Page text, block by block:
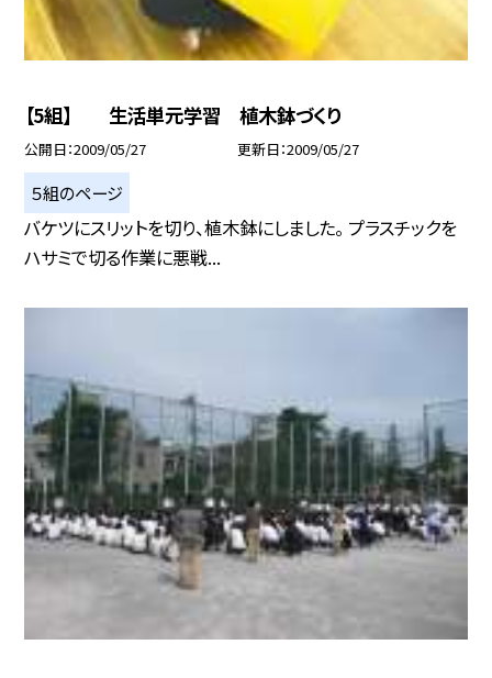
【5組】 生活単元学習 植木鉢づくり
公開日 2009/05/27 更新日 2009/05/27
５組のページ
バケツにスリットを切り、植木鉢にしました。 プラスチックを
ハサミで切る作業に悪戦...